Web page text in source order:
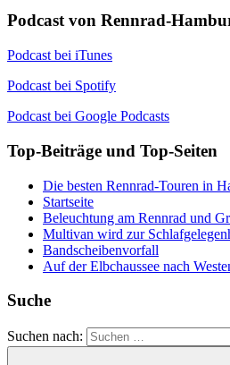
Podcast von Rennrad-
Podcast bei iTunes
Podcast bei Spotify
Podcast bei Google Podcasts
Top-Beiträge und Top-Seiten
Die besten Rennrad-Touren in
Startseite
Beleuchtung am Rennrad und
Multivan wird zur
Bandscheibenvorfall
Auf der Elbchaussee nach
Suche
Suchen nach: